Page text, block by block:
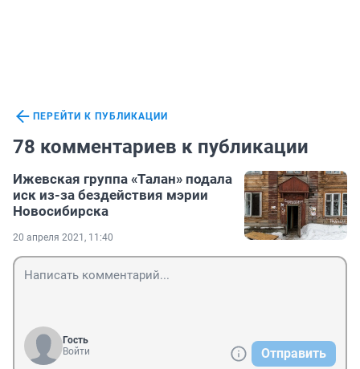
ПЕРЕЙТИ К ПУБЛИКАЦИИ
78 комментариев к публикации
Ижевская группа «Талан» подала
иск из-за бездействия мэрии
Новосибирска
20 апреля 2021, 11:40
Гость
Войти
Отправить